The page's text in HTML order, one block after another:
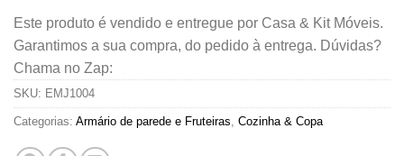
Este produto é vendido e entregue por Casa & Kit Móveis.
Garantimos a sua compra, do pedido à entrega. Dúvidas?
Chama no Zap:
SKU: EMJ1004
Categorias: Armário de parede e Fruteiras, Cozinha & Copa